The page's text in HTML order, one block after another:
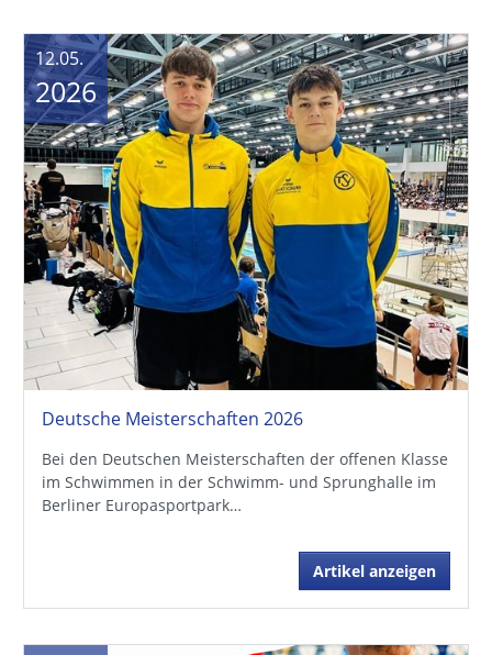
Deutsche Meisterschaften 2026
Bei den Deutschen Meisterschaften der offenen Klasse
im Schwimmen in der Schwimm- und Sprunghalle im
Berliner Europasportpark…
Artikel anzeigen
12.05.
2026